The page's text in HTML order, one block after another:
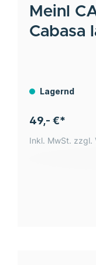
Meinl
Cabasa
Lagernd
49,- €*
Inkl. MwSt. zzgl.